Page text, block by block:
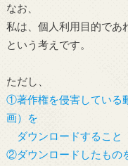
なお、
私は、個人利用目的であ
という考えです。
ただし、
①著作権を侵害している
画）を
ダウンロードすること
②ダウンロードしたもの